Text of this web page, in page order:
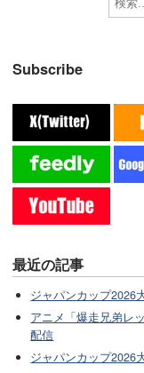
Subscribe
最近の記事
ジャパンカップ2026
アニメ「爆走兄弟レ
配信
ジャパンカップ2026